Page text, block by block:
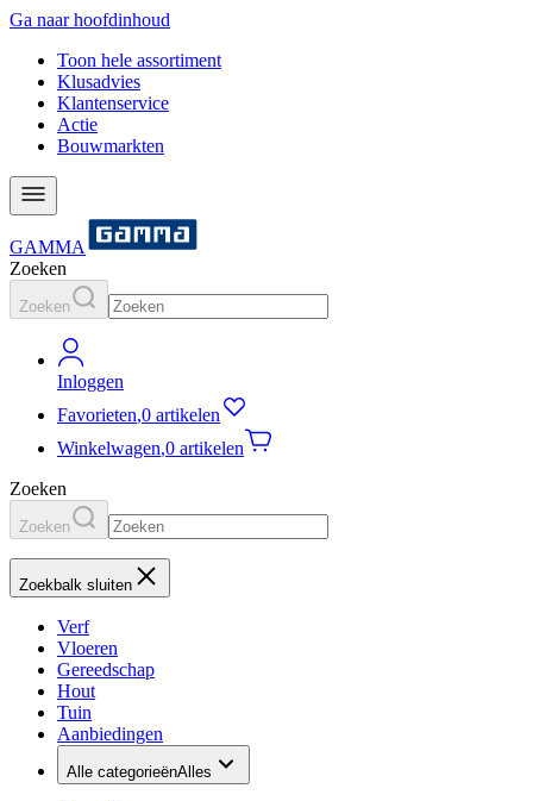
Ga naar hoofdinhoud
Toon hele assortiment
Klusadvies
Klantenservice
Actie
Bouwmarkten
GAMMA
Zoeken
Zoeken
Inloggen
Favorieten,0 artikelen
Winkelwagen,0 artikelen
Zoeken
Zoeken
Zoekbalk sluiten
Verf
Vloeren
Gereedschap
Hout
Tuin
Aanbiedingen
Alle categorieënAlles